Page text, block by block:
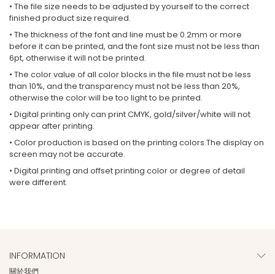
• The file size needs to be adjusted by yourself to the correct
finished product size required.
• The thickness of the font and line must be 0.2mm or more
before it can be printed, and the font size must not be less than
6pt, otherwise it will not be printed.
• The color value of all color blocks in the file must not be less
than 10%, and the transparency must not be less than 20%,
otherwise the color will be too light to be printed.
• Digital printing only can print CMYK, gold/silver/white will not
appear after printing.
• Color production is based on the printing colors.The display on
screen may not be accurate.
• Digital printing and offset printing color or degree of detail
were different.
INFORMATION
關於我們